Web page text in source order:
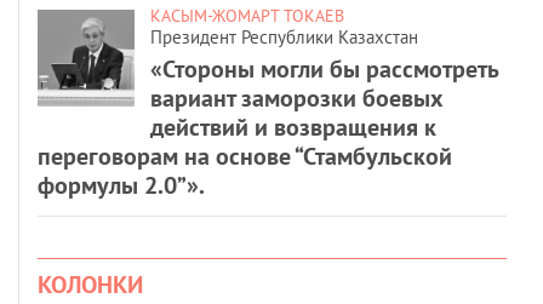
КАСЫМ-ЖОМАРТ ТОКАЕВ
Президент Республики Казахстан
«Стороны могли бы рассмотреть
вариант заморозки боевых
действий и возвращения к
переговорам на основе “Стамбульской
формулы 2.0”».
КОЛОНКИ